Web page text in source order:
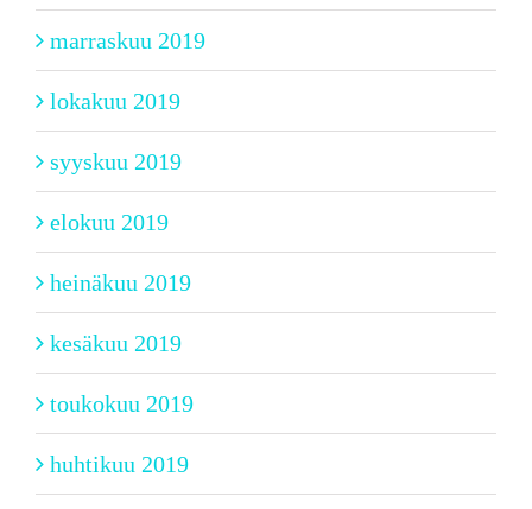
marraskuu 2019
lokakuu 2019
syyskuu 2019
elokuu 2019
heinäkuu 2019
kesäkuu 2019
toukokuu 2019
huhtikuu 2019